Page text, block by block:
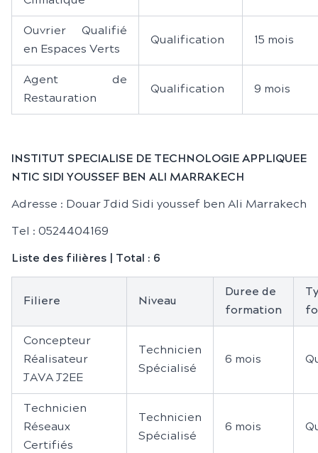
Ouvrier Qualifié
en Espaces Verts
Qualification 15 mois
Agent de
Restauration
Qualification 9 mois
INSTITUT SPECIALISE DE TECHNOLOGIE APPLIQUEE
NTIC SIDI YOUSSEF BEN ALI MARRAKECH
Adresse : Douar Jdid Sidi youssef ben Ali Marrakech
Tel : 0524404169
Liste des filières | Total : 6
Filiere Niveau
Duree de
formation
Concepteur
Réalisateur
JAVA J2EE
Technicien
Spécialisé
6 mois
Technicien
Réseaux
Certifiés
Technicien
Spécialisé
6 mois